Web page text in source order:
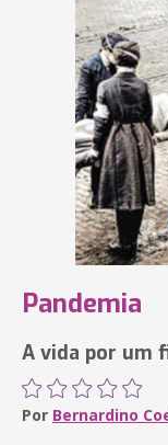
Pandemia
A vida por um
Por Bernardino